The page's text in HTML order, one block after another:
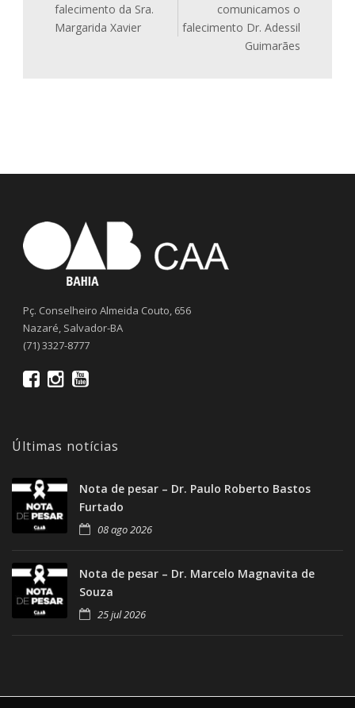
falecimento da Sra.
Margarida Xavier
comunicamos o
falecimento Dr. Adessil
Guimarães
Pç. Conselheiro Almeida Couto, 656
Nazaré, Salvador-BA
(71) 3327-8777
Últimas notícias
Nota de pesar – Dr. Paulo Roberto Bastos
Furtado
08 ago 2026
Nota de pesar – Dr. Marcelo Magnavita de
Souza
25 jul 2026